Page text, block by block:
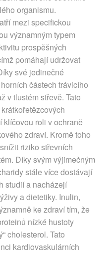
organismu.
mezi specifickou
významným typem
prospěšných
pomáhají udržovat
své jedinečné
částech trávicího
v tlustém střevě. Tato
klíčovou roli v ochraně
zdraví. Kromě toho
riziko střevních
Díky svým výjimečným
stále více dostávají
studií a nacházejí
a dietetiky. Inulin,
ke zdraví tím, že
nízké hustoty
cholesterol. Tato
kardiovaskulárních